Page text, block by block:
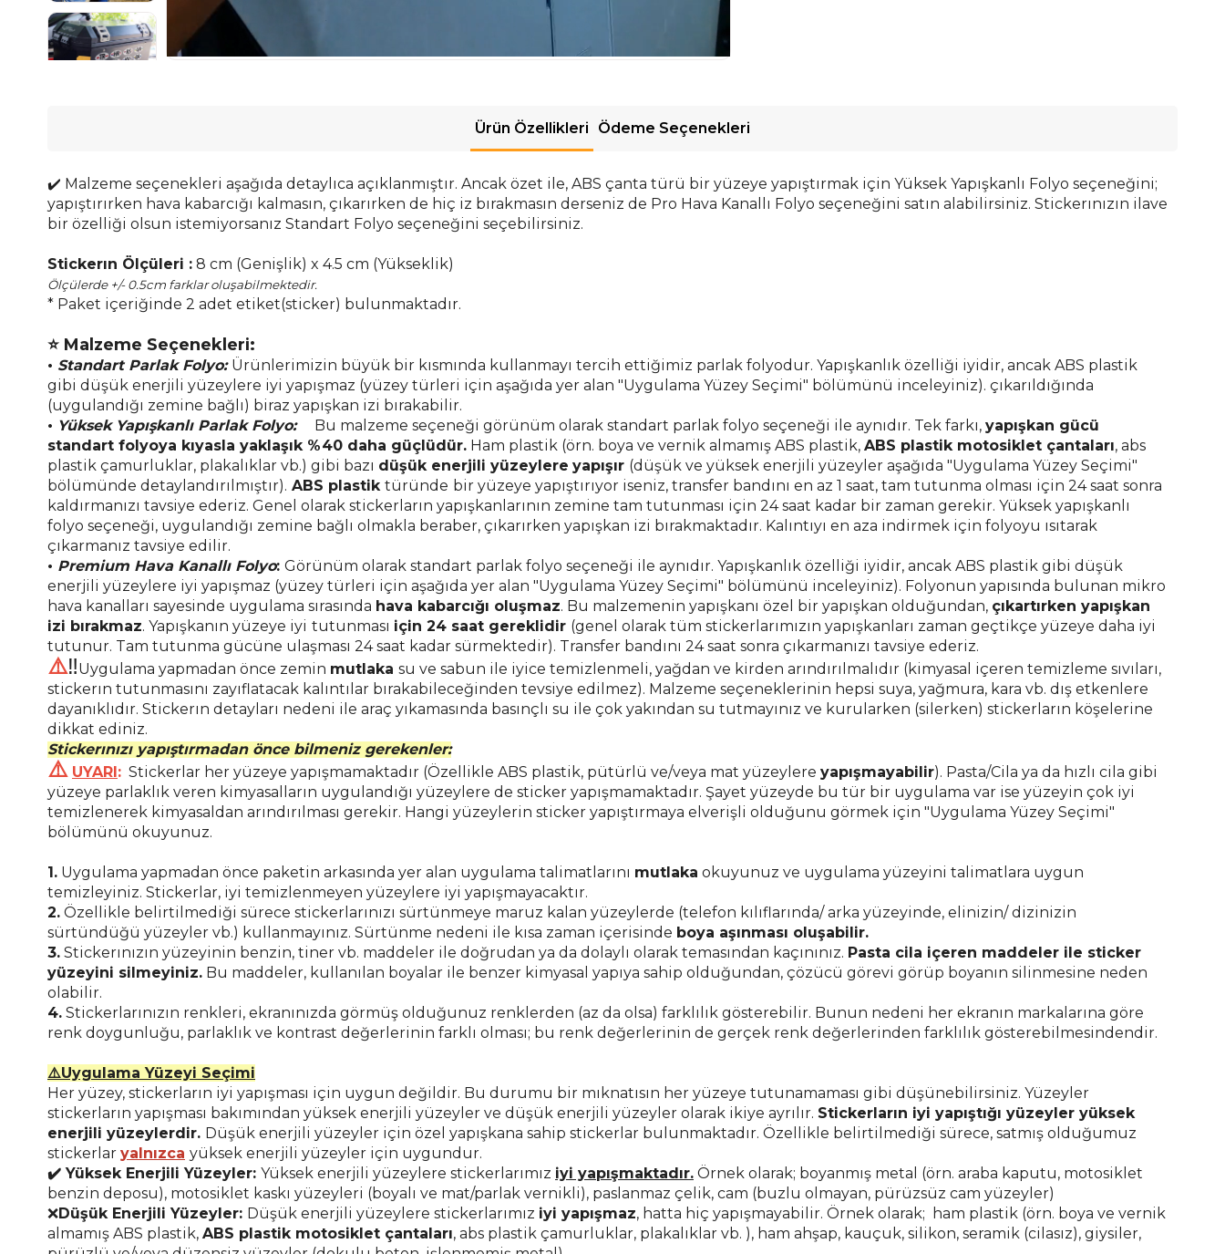
Ürün Özellikleri Ödeme Seçenekleri
✔️ Malzeme seçenekleri aşağıda detaylıca açıklanmıştır. Ancak özet ile, ABS çanta türü bir yüzeye yapıştırmak için Yüksek Yapışkanlı Folyo seçeneğini;
yapıştırırken hava kabarcığı kalmasın, çıkarırken de hiç iz bırakmasın derseniz de Pro Hava Kanallı Folyo seçeneğini satın alabilirsiniz. Stickerınızın ilave
bir özelliği olsun istemiyorsanız Standart Folyo seçeneğini seçebilirsiniz.
Stickerın Ölçüleri : 8 cm (Genişlik) x 4.5 cm (Yükseklik)
Ölçülerde +/- 0.5cm farklar oluşabilmektedir.
* Paket içeriğinde 2 adet etiket(sticker) bulunmaktadır.
⭐ Malzeme Seçenekleri:
• Standart Parlak Folyo: Ürünlerimizin büyük bir kısmında kullanmayı tercih ettiğimiz parlak folyodur. Yapışkanlık özelliği iyidir, ancak ABS plastik
gibi düşük enerjili yüzeylere iyi yapışmaz (yüzey türleri için aşağıda yer alan "Uygulama Yüzey Seçimi" bölümünü inceleyiniz). çıkarıldığında
(uygulandığı zemine bağlı) biraz yapışkan izi bırakabilir.
• Yüksek Yapışkanlı Parlak Folyo:Bu malzeme seçeneği görünüm olarak standart parlak folyo seçeneği ile aynıdır. Tek farkı, yapışkan gücü
standart folyoya kıyasla yaklaşık %40 daha güçlüdür. Ham plastik (örn. boya ve vernik almamış ABS plastik, ABS plastik motosiklet çantaları, abs
plastik çamurluklar, plakalıklar vb.) gibi bazı düşük enerjili yüzeylere yapışır (düşük ve yüksek enerjili yüzeyler aşağıda "Uygulama Yüzey Seçimi"
bölümünde detaylandırılmıştır). ABS plastik türünde bir yüzeye yapıştırıyor iseniz, transfer bandını en az 1 saat, tam tutunma olması için 24 saat sonra
kaldırmanızı tavsiye ederiz. Genel olarak stickerların yapışkanlarının zemine tam tutunması için 24 saat kadar bir zaman gerekir. Yüksek yapışkanlı
folyo seçeneği, uygulandığı zemine bağlı olmakla beraber, çıkarırken yapışkan izi bırakmaktadır. Kalıntıyı en aza indirmek için folyoyu ısıtarak
çıkarmanız tavsiye edilir.
• Premium Hava Kanallı Folyo: Görünüm olarak standart parlak folyo seçeneği ile aynıdır. Yapışkanlık özelliği iyidir, ancak ABS plastik gibi düşük
enerjili yüzeylere iyi yapışmaz (yüzey türleri için aşağıda yer alan "Uygulama Yüzey Seçimi" bölümünü inceleyiniz). Folyonun yapısında bulunan mikro
hava kanalları sayesinde uygulama sırasında hava kabarcığı oluşmaz. Bu malzemenin yapışkanı özel bir yapışkan olduğundan, çıkartırken yapışkan
izi bırakmaz. Yapışkanın yüzeye iyi tutunması için 24 saat gereklidir (genel olarak tüm stickerlarımızın yapışkanları zaman geçtikçe yüzeye daha iyi
tutunur. Tam tutunma gücüne ulaşması 24 saat kadar sürmektedir). Transfer bandını 24 saat sonra çıkarmanızı tavsiye ederiz.
⚠️‼️Uygulama yapmadan önce zemin mutlaka su ve sabun ile iyice temizlenmeli, yağdan ve kirden arındırılmalıdır (kimyasal içeren temizleme sıvıları,
stickerın tutunmasını zayıflatacak kalıntılar bırakabileceğinden tevsiye edilmez). Malzeme seçeneklerinin hepsi suya, yağmura, kara vb. dış etkenlere
dayanıklıdır. Stickerın detayları nedeni ile araç yıkamasında basınçlı su ile çok yakından su tutmayınız ve kurularken (silerken) stickerların köşelerine
dikkat ediniz.
Stickerınızı yapıştırmadan önce bilmeniz gerekenler:
⚠️ UYARI: Stickerlar her yüzeye yapışmamaktadır (Özellikle ABS plastik, pütürlü ve/veya mat yüzeylere yapışmayabilir). Pasta/Cila ya da hızlı cila gibi
yüzeye parlaklık veren kimyasalların uygulandığı yüzeylere de sticker yapışmamaktadır. Şayet yüzeyde bu tür bir uygulama var ise yüzeyin çok iyi
temizlenerek kimyasaldan arındırılması gerekir. Hangi yüzeylerin sticker yapıştırmaya elverişli olduğunu görmek için "Uygulama Yüzey Seçimi"
bölümünü okuyunuz.
1. Uygulama yapmadan önce paketin arkasında yer alan uygulama talimatlarını mutlaka okuyunuz ve uygulama yüzeyini talimatlara uygun
temizleyiniz. Stickerlar, iyi temizlenmeyen yüzeylere iyi yapışmayacaktır.
2. Özellikle belirtilmediği sürece stickerlarınızı sürtünmeye maruz kalan yüzeylerde (telefon kılıflarında/ arka yüzeyinde, elinizin/ dizinizin
sürtündüğü yüzeyler vb.) kullanmayınız. Sürtünme nedeni ile kısa zaman içerisinde boya aşınması oluşabilir.
3. Stickerınızın yüzeyinin benzin, tiner vb. maddeler ile doğrudan ya da dolaylı olarak temasından kaçınınız. Pasta cila içeren maddeler ile sticker
yüzeyini silmeyiniz. Bu maddeler, kullanılan boyalar ile benzer kimyasal yapıya sahip olduğundan, çözücü görevi görüp boyanın silinmesine neden
olabilir.
4. Stickerlarınızın renkleri, ekranınızda görmüş olduğunuz renklerden (az da olsa) farklılık gösterebilir. Bunun nedeni her ekranın markalarına göre
renk doygunluğu, parlaklık ve kontrast değerlerinin farklı olması; bu renk değerlerinin de gerçek renk değerlerinden farklılık gösterebilmesindendir.
⚠️Uygulama Yüzeyi Seçimi
Her yüzey, stickerların iyi yapışması için uygun değildir. Bu durumu bir mıknatısın her yüzeye tutunamaması gibi düşünebilirsiniz. Yüzeyler
stickerların yapışması bakımından yüksek enerjili yüzeyler ve düşük enerjili yüzeyler olarak ikiye ayrılır. Stickerların iyi yapıştığı yüzeyler yüksek
enerjili yüzeylerdir. Düşük enerjili yüzeyler için özel yapışkana sahip stickerlar bulunmaktadır. Özellikle belirtilmediği sürece, satmış olduğumuz
stickerlar yalnızca yüksek enerjili yüzeyler için uygundur.
✔️ Yüksek Enerjili Yüzeyler: Yüksek enerjili yüzeylere stickerlarımız iyi yapışmaktadır. Örnek olarak; boyanmış metal (örn. araba kaputu, motosiklet
benzin deposu), motosiklet kaskı yüzeyleri (boyalı ve mat/parlak vernikli), paslanmaz çelik, cam (buzlu olmayan, pürüzsüz cam yüzeyler)
❌Düşük Enerjili Yüzeyler: Düşük enerjili yüzeylere stickerlarımız iyi yapışmaz, hatta hiç yapışmayabilir. Örnek olarak; ham plastik (örn. boya ve vernik
almamış ABS plastik, ABS plastik motosiklet çantaları, abs plastik çamurluklar, plakalıklar vb. ), ham ahşap, kauçuk, silikon, seramik (cilasız), giysiler,